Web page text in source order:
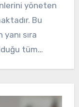
yöneten
Bu
sıra
tüm…